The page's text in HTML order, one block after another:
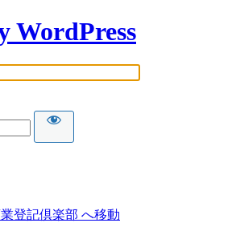
WordPress
登記倶楽部 へ移動